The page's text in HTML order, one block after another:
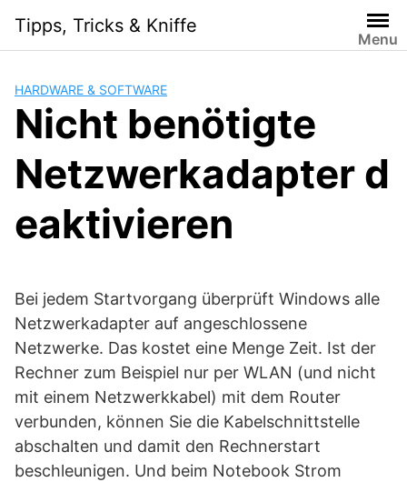
i
Tipps, Tricks & Kniffe
Menu
HARDWARE & SOFTWARE
Nicht benötigte
Netzwerkadapter d
eaktivieren
Bei jedem Startvorgang überprüft Windows alle
Netzwerkadapter auf angeschlossene
Netzwerke. Das kostet eine Menge Zeit. Ist der
Rechner zum Beispiel nur per WLAN (und nicht
mit einem Netzwerkkabel) mit dem Router
verbunden, können Sie die Kabelschnittstelle
abschalten und damit den Rechnerstart
beschleunigen. Und beim Notebook Strom